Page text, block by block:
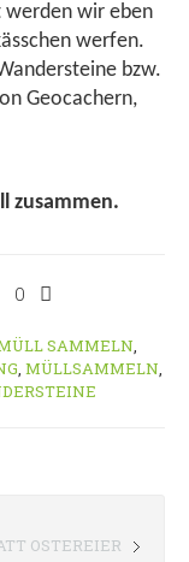
werden wir eben
werfen.
bzw.
Geocachern,
zusammen.
0
SAMMELN,
, MÜLLSAMMELN,
OSTEREIER